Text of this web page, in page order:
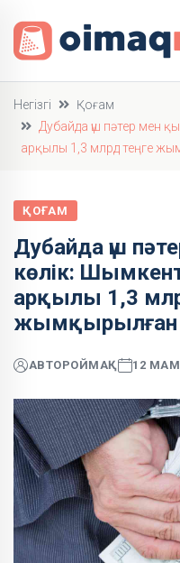
Негізгі
Қоғам
Дубайда үш пәтер мен
арқылы 1,3 млрд теңге
ҚОҒАМ
Дубайда үш
көлік:
арқылы 1,3
жымқырылған
АВТОРОЙМАҚ 12